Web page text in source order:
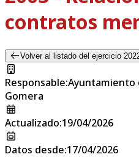
contratos
Volver al listado del ejercicio
Responsable:Ayuntamiento
Gomera
Actualizado:19/04/2026
Datos desde:17/04/2026